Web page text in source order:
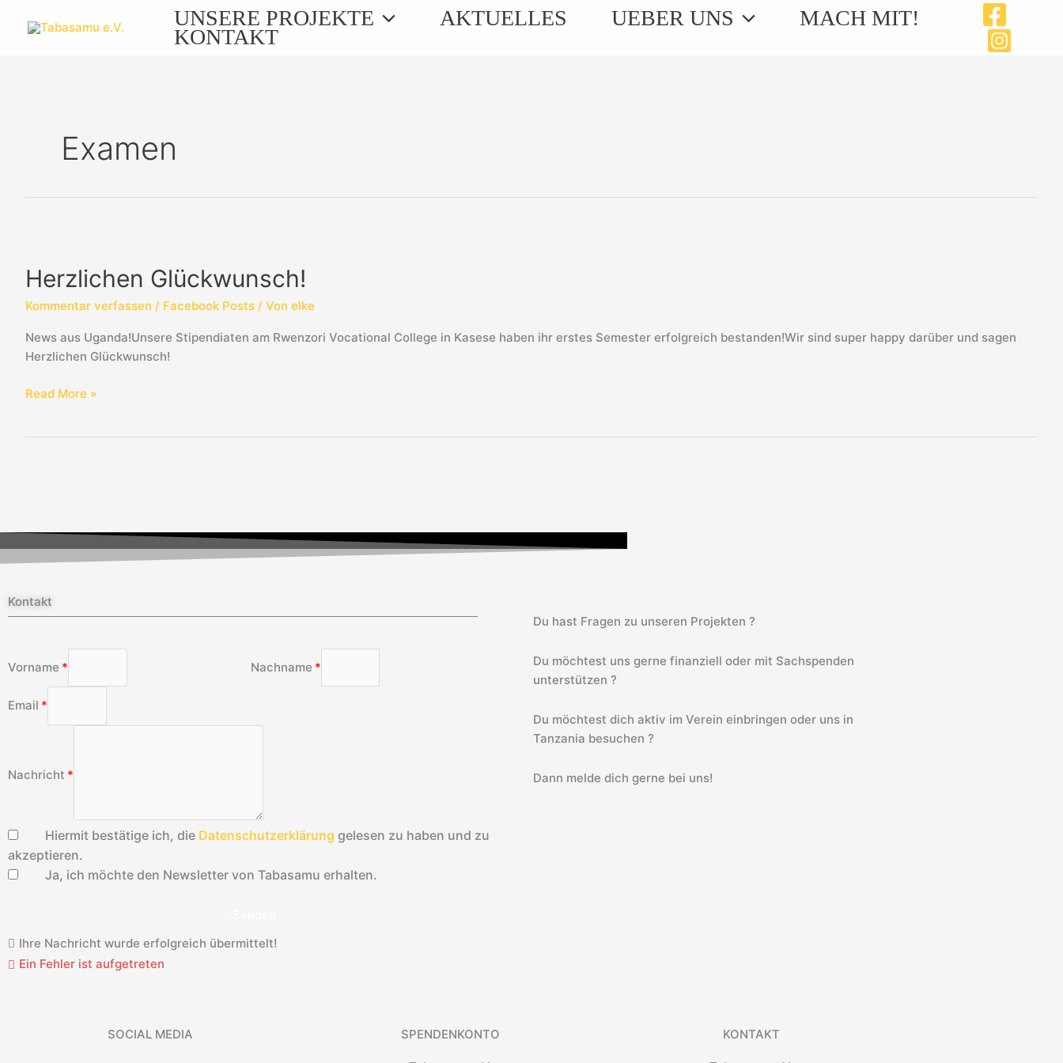
Inhalt
UNSERE PROJEKTE AKTUELLES UEBER UNS MACH MIT!
KONTAKT
Examen
Herzlichen Glückwunsch!
Kommentar verfassen / Facebook Posts / Von elke
News aus Uganda!Unsere Stipendiaten am Rwenzori Vocational College in Kasese haben ihr erstes Semester erfolgreich bestanden!Wir sind super happy darüber und sagen
Herzlichen Glückwunsch!
Read More »
Kontakt
Vorname Nachname
Email
Nachricht
Hiermit bestätige ich, die Datenschutzerklärung gelesen zu haben und zu
akzeptieren.
Ja, ich möchte den Newsletter von Tabasamu erhalten.
Ihre Nachricht wurde erfolgreich übermittelt!
Ein Fehler ist aufgetreten
Du hast Fragen zu unseren Projekten ?
Du möchtest uns gerne finanziell oder mit Sachspenden
unterstützen ?
Du möchtest dich aktiv im Verein einbringen oder uns in
Tanzania besuchen ?
Dann melde dich gerne bei uns!
SOCIAL MEDIA SPENDENKONTO KONTAKT